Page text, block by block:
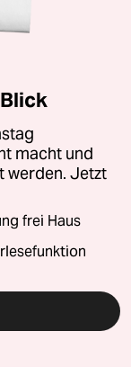
macht und
werden. Jetzt
frei Haus